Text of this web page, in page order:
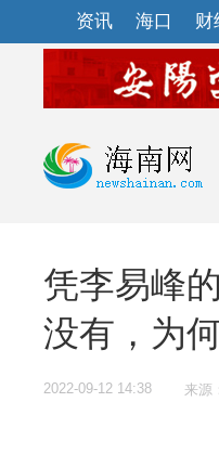
资讯 海口 财
凭李易峰
没有，为
2022-09-12 14:38 来源